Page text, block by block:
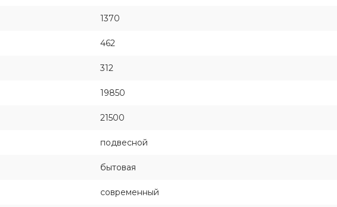
1370
462
312
19850
21500
подвесной
бытовая
современный